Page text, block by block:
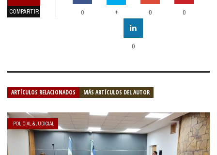
COMPARTIR 0 + 0 0
0
ARTÍCULOS RELACIONADOS MÁS ARTÍCULOS DEL AUTOR
POLICIAL & JUDICIAL